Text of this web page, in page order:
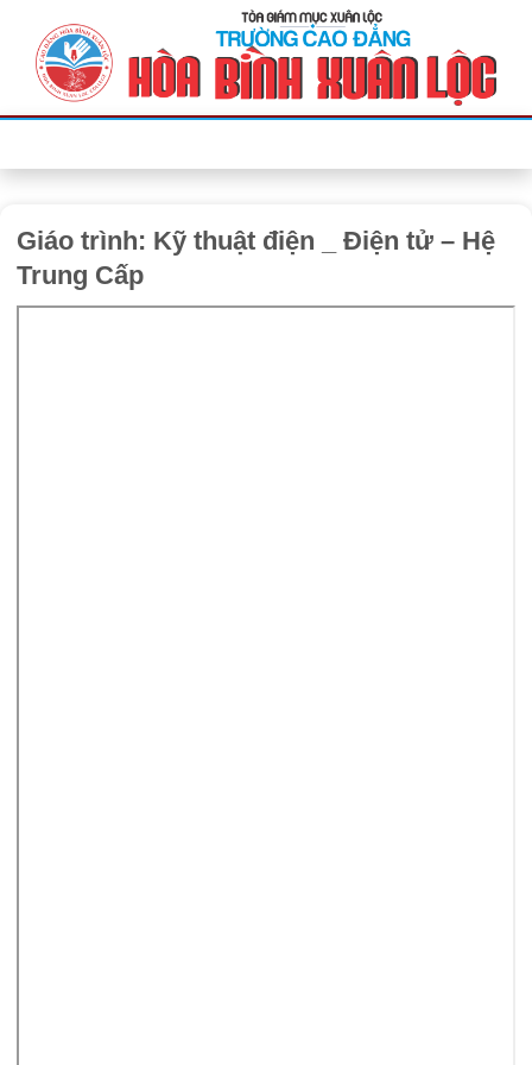
Giáo trình: Kỹ thuật điện _ Điện tử – Hệ
Trung Cấp